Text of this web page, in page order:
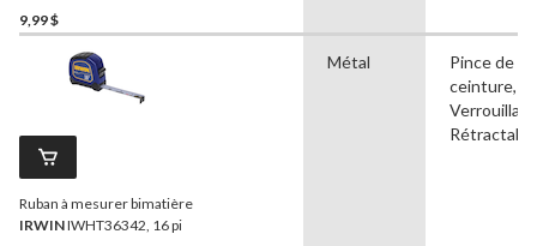
9,99 $
Ruban à mesurer bimatière
IRWINIWHT36342, 16 pi
Métal
Pince de
ceinture,
Rétractable